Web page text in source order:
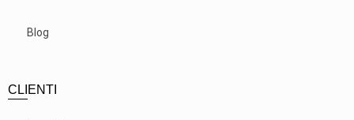
Blog
CLIENTI